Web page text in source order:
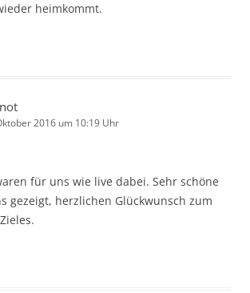
heimkommt.
2016 um 10:19 Uhr
für uns wie live dabei. Sehr schöne
gezeigt, herzlichen Glückwunsch zum